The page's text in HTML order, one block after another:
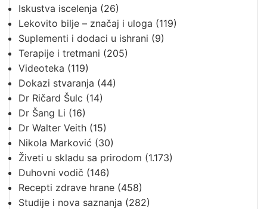
Iskustva iscelenja (26)
Lekovito bilje – značaj i uloga (119)
Suplementi i dodaci u ishrani (9)
Terapije i tretmani (205)
Videoteka (119)
Dokazi stvaranja (44)
Dr Ričard Šulc (14)
Dr Šang Li (16)
Dr Walter Veith (15)
Nikola Marković (30)
Živeti u skladu sa prirodom (1.173)
Duhovni vodič (146)
Recepti zdrave hrane (458)
Studije i nova saznanja (282)